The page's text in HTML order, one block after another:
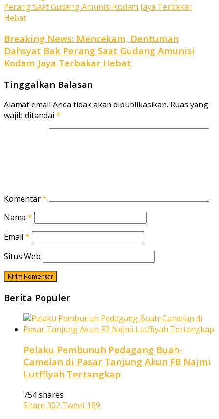
Breaking News: Mencekam, Dentuman
Dahsyat Bak Perang Saat Gudang Amunisi
Kodam Jaya Terbakar Hebat
Tinggalkan Balasan
Alamat email Anda tidak akan dipublikasikan. Ruas yang
wajib ditandai *
Komentar*
Nama *
Email *
Situs Web
Berita Populer
Pelaku Pembunuh Pedagang Buah-
Camelan di Pasar Tanjung Akun FB Najmi
Lutffiyah Tertangkap
754 shares
Share 302 Tweet 189